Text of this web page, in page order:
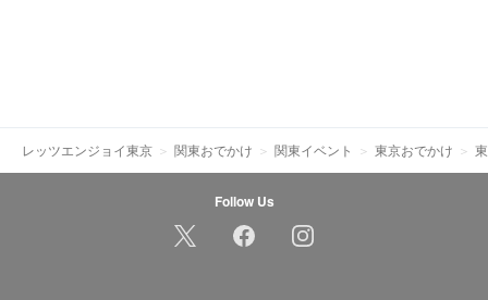
レッツエンジョイ東京 関東おでかけ 関東イベント 東京おでかけ
Follow Us